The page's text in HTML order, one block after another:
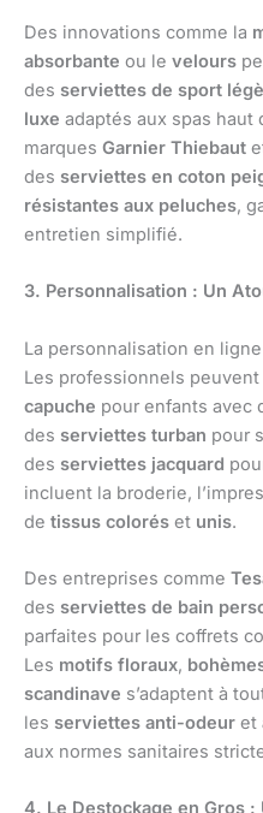
Des innovations comme la
absorbante ou le velours
des serviettes de sport
luxe adaptés aux spas haut
marques Garnier Thiebaut
des serviettes en coton
résistantes aux peluches,
entretien simplifié.
3. Personnalisation : Un
La personnalisation en
Les professionnels
capuche pour enfants avec
des serviettes turban pour
des serviettes jacquard
incluent la broderie,
de tissus colorés et unis.
Des entreprises comme
des serviettes de bain
parfaites pour les coffrets
Les motifs floraux,
scandinave s’adaptent à
les serviettes anti-odeur et
aux normes sanitaires